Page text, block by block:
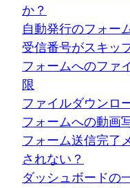
か？
自動発行のフォー
受信番号がスキッ
フォームへのファ
限
ファイルダウンロ
フォームへの動画
フォーム送信完了
されない？
ダッシュボードの